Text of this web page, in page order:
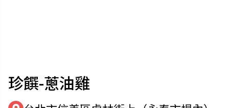
珍饌-蔥油雞